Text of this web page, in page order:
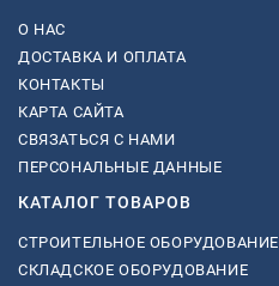
О НАС
ДОСТАВКА И ОПЛАТА
КОНТАКТЫ
КАРТА САЙТА
СВЯЗАТЬСЯ С НАМИ
ПЕРСОНАЛЬНЫЕ ДАННЫЕ
КАТАЛОГ ТОВАРОВ
СТРОИТЕЛЬНОЕ ОБОРУДОВАНИЕ
СКЛАДСКОЕ ОБОРУДОВАНИЕ